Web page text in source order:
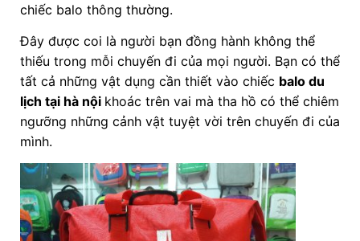
chiếc balo thông thường.
Đây được coi là người bạn đồng hành không thể
thiếu trong mỗi chuyến đi của mọi người. Bạn có thể
tất cả những vật dụng cần thiết vào chiếc balo du
lịch tại hà nội khoác trên vai mà tha hồ có thể chiêm
ngưỡng những cảnh vật tuyệt vời trên chuyến đi của
mình.